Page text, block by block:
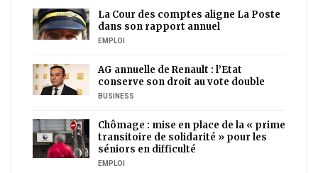
La Cour des comptes aligne La Poste
dans son rapport annuel
EMPLOI
AG annuelle de Renault : l’Etat
conserve son droit au vote double
BUSINESS
Chômage : mise en place de la « prime
transitoire de solidarité » pour les
séniors en difficulté
EMPLOI